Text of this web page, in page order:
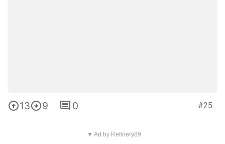
13 9 0 #25
▼ Ad by Refinery89